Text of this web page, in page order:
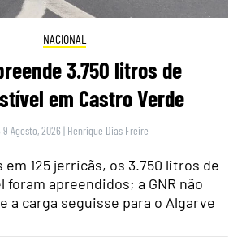
NACIONAL
3.750 litros de
em Castro Verde
9 Agosto, 2026 | Henrique Dias Freire
125 jerricãs, os 3.750 litros de
foram apreendidos; a GNR não
a carga seguisse para o Algarve